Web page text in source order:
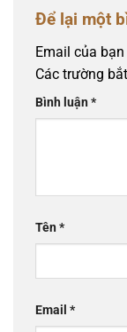
Để lại một
Email của
Các trường
Bình luận*
Tên*
Email *